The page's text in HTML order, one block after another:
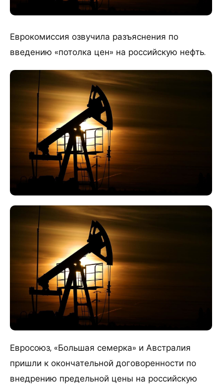
Еврокомиссия озвучила разъяснения по
введению «потолка цен» на российскую нефть.
Евросоюз, «Большая семерка» и Австралия
пришли к окончательной договоренности по
внедрению предельной цены на российскую